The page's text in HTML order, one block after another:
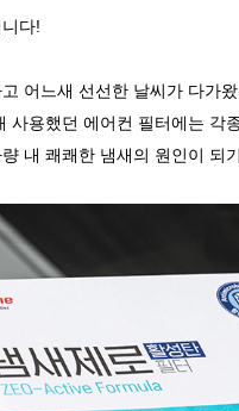
니다!
어느새 선선한 날씨가 다가
사용했던 에어컨 필터에는 각
내 쾌쾌한 냄새의 원인이 되